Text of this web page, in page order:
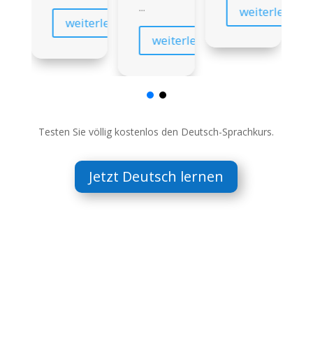
weiterlesen
...
weiterlesen
weiterlesen
Testen Sie völlig kostenlos den Deutsch-Sprachkurs.
Jetzt Deutsch lernen